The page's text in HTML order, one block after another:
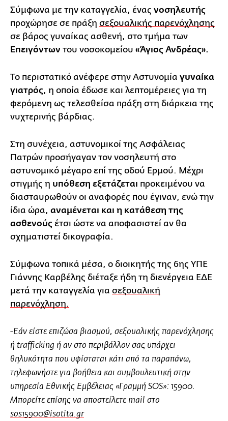
Σύμφωνα με την καταγγελία, ένας νοσηλευτής
προχώρησε σε πράξη σεξουαλικής παρενόχλησης
σε βάρος γυναίκας ασθενή, στο τμήμα των
Επειγόντων του νοσοκομείου «Άγιος Ανδρέας».
Το περιστατικό ανέφερε στην Αστυνομία γυναίκα
γιατρός, η οποία έδωσε και λεπτομέρειες για τη
φερόμενη ως τελεσθείσα πράξη στη διάρκεια της
νυχτερινής βάρδιας.
Στη συνέχεια, αστυνομικοί της Ασφάλειας
Πατρών προσήγαγαν τον νοσηλευτή στο
αστυνομικό μέγαρο επί της οδού Ερμού. Μέχρι
στιγμής η υπόθεση εξετάζεται προκειμένου να
διασταυρωθούν οι αναφορές που έγιναν, ενώ την
ίδια ώρα, αναμένεται και η κατάθεση της
ασθενούς έτσι ώστε να αποφασιστεί αν θα
σχηματιστεί δικογραφία.
Σύμφωνα τοπικά μέσα, o διοικητής της 6ης ΥΠΕ
Γιάννης Καρβέλης διέταξε ήδη τη διενέργεια ΕΔΕ
μετά την καταγγελία για σεξουαλική
παρενόχληση.
-Εάν είστε επιζώσα βιασμού, σεξουαλικής παρενόχλησης
ή trafficking ή αν στο περιβάλλον σας υπάρχει
θηλυκότητα που υφίσταται κάτι από τα παραπάνω,
τηλεφωνήστε για βοήθεια και συμβουλευτική στην
υπηρεσία Εθνικής Εμβέλειας «Γραμμή SOS»: 15900.
Μπορείτε επίσης να αποστείλετε mail στο
sos15900@isotita.gr